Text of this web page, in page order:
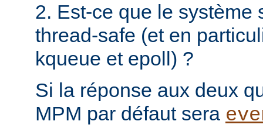
2. Est-ce que le système
thread-safe (et en
kqueue et epoll) ?
Si la réponse aux deux
MPM par défaut sera